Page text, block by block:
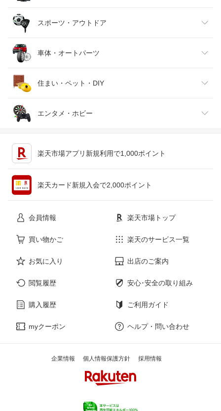
バッグ・小物・ブランド雑貨
靴
腕時計
ジュエリー・アクセサリー
ワイン
日本酒・焼酎
おもちゃ
家電
TV・オーディオ・カメラ
スマートフォン・タブレット
パソコン・周辺機器
スポーツ・アウトドア
スポーツ・アウトドア
ゴルフ
車体・オートパーツ
車用品・バイク用品
車・バイク
住まい・ペット・DIY
インテリア・寝具・収納
エンタメ・ホビー
本・雑誌・コミック
楽天市場アプリ新規利用で1,000ポイント
楽天カード新規入会で2,000ポイント
会員情報 楽天市場トップ
買い物かご 楽天のサービス一覧
お気に入り 出店のご案内
閲覧履歴 安心･安全の取り組み
購入履歴 ご利用ガイド
myクーポン ヘルプ・問い合わせ
企業情報 個人情報保護方針 採用情報